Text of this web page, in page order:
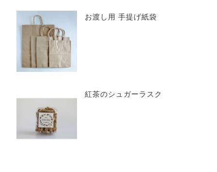
お渡し用 手提げ紙袋
紅茶のシュガーラスク